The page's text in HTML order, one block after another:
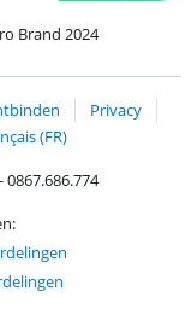
Brand 2024
Privacy
(FR)
0867.686.774